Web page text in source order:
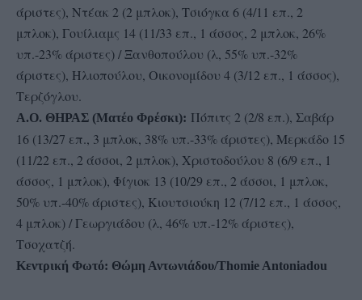
άριστες), Ντέακ 2 (2 μπλοκ), Τσιόγκα 6 (4/11 επ., 2
μπλοκ), Γουίλιαμς 14 (11/33 επ., 1 άσσος, 2 μπλοκ, 26%
υπ.-23% άριστες) / Ξανθοπούλου (λ, 55% υπ.-32%
άριστες), Ηλιοπούλου, Οικονομίδου 4 (3/12 επ., 1 άσσος),
Τερζόγλου.
Α.Ο. ΘΗΡΑΣ (Ματέο Φρέσκι): Πόπιτς 2 (2/8 επ.), Σαβάρ
16 (13/27 επ., 3 μπλοκ, 38% υπ.-33% άριστες), Μερκάδο 15
(11/22 επ., 2 άσσοι, 2 μπλοκ), Χριστοδούλου 8 (6/9 επ., 1
άσσος, 1 μπλοκ), Φίγιοκ 13 (10/29 επ., 2 άσσοι, 1 μπλοκ,
50% υπ.-40% άριστες), Κιουτσιούκη 12 (7/12 επ., 1 άσσος,
4 μπλοκ) / Γεωργιάδου (λ, 46% υπ.-12% άριστες),
Τσοχατζή.
Κεντρική Φωτό: Θώμη Αντωνιάδου/Thomie Antoniadou